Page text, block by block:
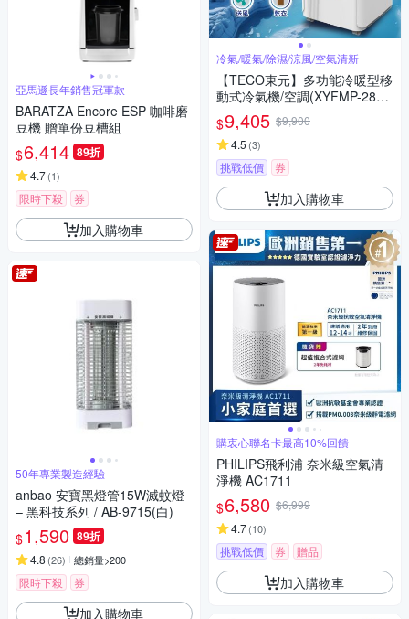
亞馬遜長年銷售冠軍款
BARATZA Encore ESP 咖啡磨
豆機 贈單份豆槽組
$6,414 89折
4.7(1)
限時下殺 券
加入購物車
50年專業製造經驗
anbao 安寶黑燈管15W滅蚊燈
– 黑科技系列 / AB-9715(白)
$1,590 89折
4.8 (26) 總銷量>200
限時下殺 券
加入購物車
冷氣/暖氣/除濕/涼風/空氣清新
【TECO東元】多功能冷暖型移
動式冷氣機/空調(XYFMP-2813
FH)
$9,405 $9,900
4.5 (3)
挑戰低價 券
加入購物車
購衷心聯名卡最高10%回饋
PHILIPS飛利浦 奈米級空氣清
淨機 AC1711
$6,580 $6,999
4.7(10)
挑戰低價 券 贈品
加入購物車